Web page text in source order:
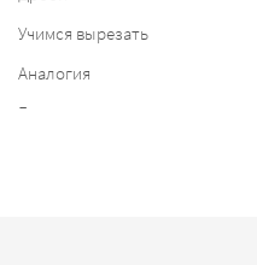
Учимся вырезать
Аналогия
Германия